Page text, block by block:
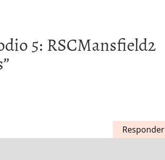
5: RSCMansfield2
”
Responder